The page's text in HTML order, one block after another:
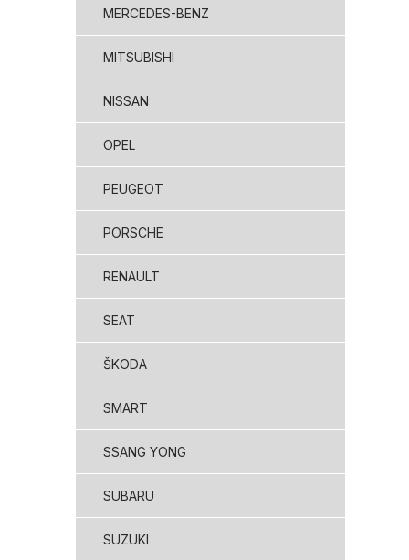
MERCEDES-BENZ
MITSUBISHI
NISSAN
OPEL
PEUGEOT
PORSCHE
RENAULT
SEAT
ŠKODA
SMART
SSANG YONG
SUBARU
SUZUKI